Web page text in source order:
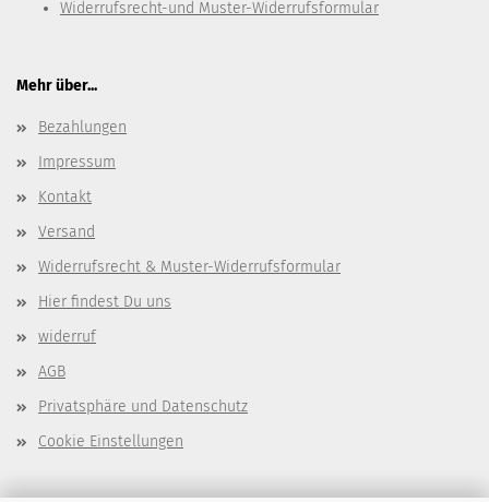
Widerrufsrecht-und Muster-Widerrufsformular
Mehr über...
Bezahlungen
Impressum
Kontakt
Versand
Widerrufsrecht & Muster-Widerrufsformular
Hier findest Du uns
widerruf
AGB
Privatsphäre und Datenschutz
Cookie Einstellungen